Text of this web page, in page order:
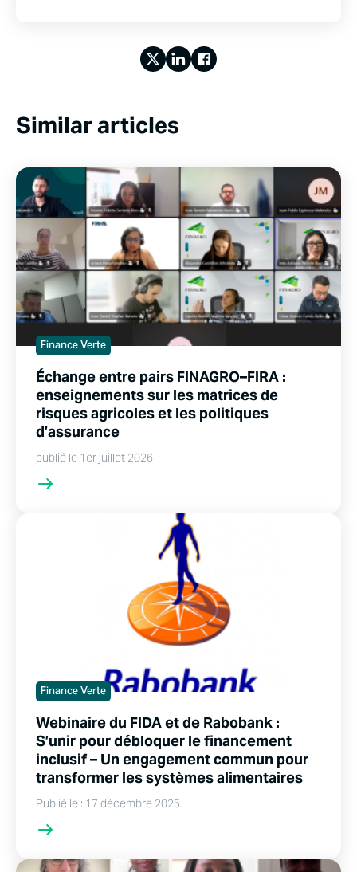
Similar articles
Finance Verte
Échange entre pairs FINAGRO–FIRA :
enseignements sur les matrices de
risques agricoles et les politiques
d’assurance
publié le 1er juillet 2026
Finance Verte
Webinaire du FIDA et de Rabobank :
S’unir pour débloquer le financement
inclusif – Un engagement commun pour
transformer les systèmes alimentaires
Publié le : 17 décembre 2025